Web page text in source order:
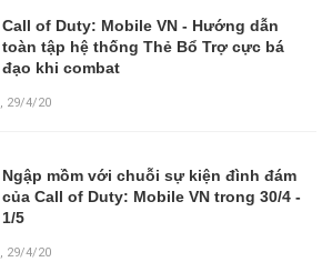
Call of Duty: Mobile VN - Hướng dẫn
toàn tập hệ thống Thẻ Bổ Trợ cực bá
đạo khi combat
, 29/4/20
Ngập mồm với chuỗi sự kiện đình đám
của Call of Duty: Mobile VN trong 30/4 -
1/5
, 29/4/20